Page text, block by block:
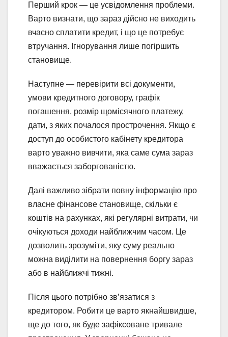
Перший крок — це усвідомлення проблеми.
Варто визнати, що зараз дійсно не виходить
вчасно сплатити кредит, і що це потребує
втручання. Ігнорування лише погіршить
становище.
Наступне — перевірити всі документи,
умови кредитного договору, графік
погашення, розмір щомісячного платежу,
дати, з яких почалося прострочення. Якщо є
доступ до особистого кабінету кредитора
варто уважно вивчити, яка саме сума зараз
вважається заборгованістю.
Далі важливо зібрати повну інформацію про
власне фінансове становище, скільки є
коштів на рахунках, які регулярні витрати, чи
очікуються доходи найближчим часом. Це
дозволить зрозуміти, яку суму реально
можна виділити на повернення боргу зараз
або в найближчі тижні.
Після цього потрібно зв’язатися з
кредитором. Робити це варто якнайшвидше,
ще до того, як буде зафіксоване тривале